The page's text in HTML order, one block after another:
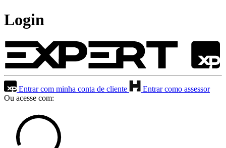
Login
Entrar com minha conta de cliente
Entrar como assessor
Ou acesse com: